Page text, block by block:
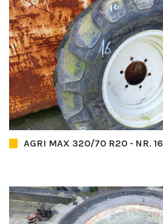
AGRI MAX 320/70 R20 - NR. 16